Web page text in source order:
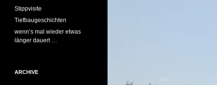
Stippvisite
Tiefbaugeschichten
wenn’s mal wieder etwas
länger dauert …
ARCHIVE